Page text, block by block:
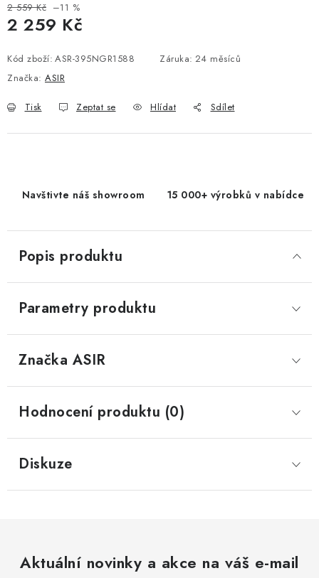
2 559 Kč –11 %
2 259 Kč
Kód zboží: ASR-395NGR1588 Záruka: 24 měsíců
Značka: ASIR
Tisk Zeptat se Hlídat Sdílet
Navštivte náš showroom 15 000+ výrobků v nabídce
Popis produktu
Parametry produktu
Značka ASIR
Hodnocení produktu (0)
Diskuze
Aktuální novinky a akce na váš e-mail